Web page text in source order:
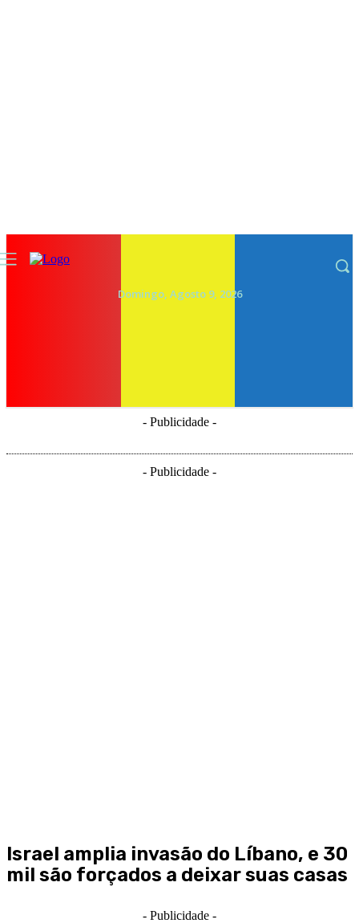
Domingo, Agosto 9, 2026
- Publicidade -
- Publicidade -
Israel amplia invasão do Líbano, e 30
mil são forçados a deixar suas casas
- Publicidade -